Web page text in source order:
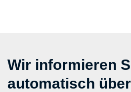
Wir informieren
automatisch